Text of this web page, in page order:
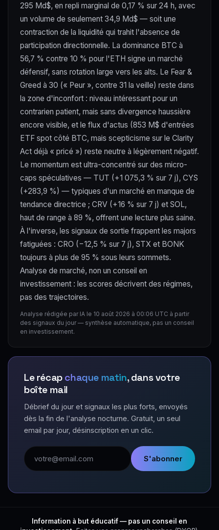
295 Md$, en repli marginal de 0,17 % sur 24 h, avec
un volume de seulement 34,9 Md$ — soit une
contraction de la liquidité qui trahit l'absence de
participation directionnelle. La dominance BTC à
56,7 % contre 10 % pour l'ETH signe un marché
défensif, sans rotation large vers les alts. Le Fear &
Greed à 30 (« Peur », contre 31 la veille) reste dans
la zone d'inconfort : niveau intéressant pour un
contrarien patient, mais sans divergence haussière
encore visible, et le flux d'actus (853 M$ d'entrées
ETF spot côté BTC, mais scepticisme sur le Clarity
Act déjà « pricé ») reste neutre à légèrement négatif.
Le momentum est ultra-concentré sur des micro-
caps spéculatives — TUT (+1 075,3 % sur 7 j), CYS
(+283,9 %) — typiques d'un marché en manque de
tendance directrice ; CRV (+16 % sur 7 j) et SOL,
haut de range à 89 %, offrent une lecture plus saine.
À l'inverse, les signaux de sortie frappent les majors
fatiguées : CRO (−12,5 % sur 7 j), STX et BONK
toujours à plus de 95 % sous leurs sommets.
Analyse de marché, non un conseil en
investissement : les scores décrivent des régimes,
pas des trajectoires.
Analyse rédigée par IA le 10 août 2026 à 00:06 UTC à partir
des signaux du jour — synthèse automatique, pas un conseil
en investissement.
Le récapchaque matin, dans votre
boîte mail
Débrief du jour et signaux les plus forts, envoyés
dès la fin de l'analyse nocturne. Gratuit, un seul
email par jour, désinscription en un clic.
Adresse email
S'abonner
Information à but éducatif — pas un conseil en